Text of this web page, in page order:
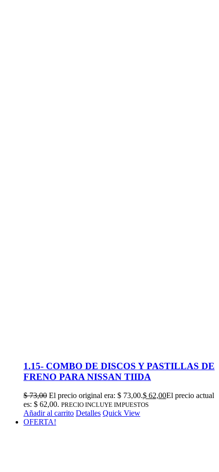
1.15- COMBO DE DISCOS Y PASTILLAS DE
FRENO PARA NISSAN TIIDA
$73,00 El precio original era: $ 73,00.$ 62,00El precio actual
es: $ 62,00. PRECIO INCLUYE IMPUESTOS
Añadir al carrito Detalles Quick View
OFERTA!